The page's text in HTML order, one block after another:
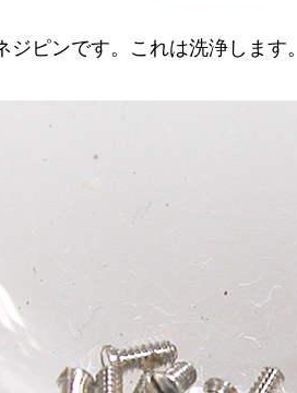
ジピンです。これは洗浄します。